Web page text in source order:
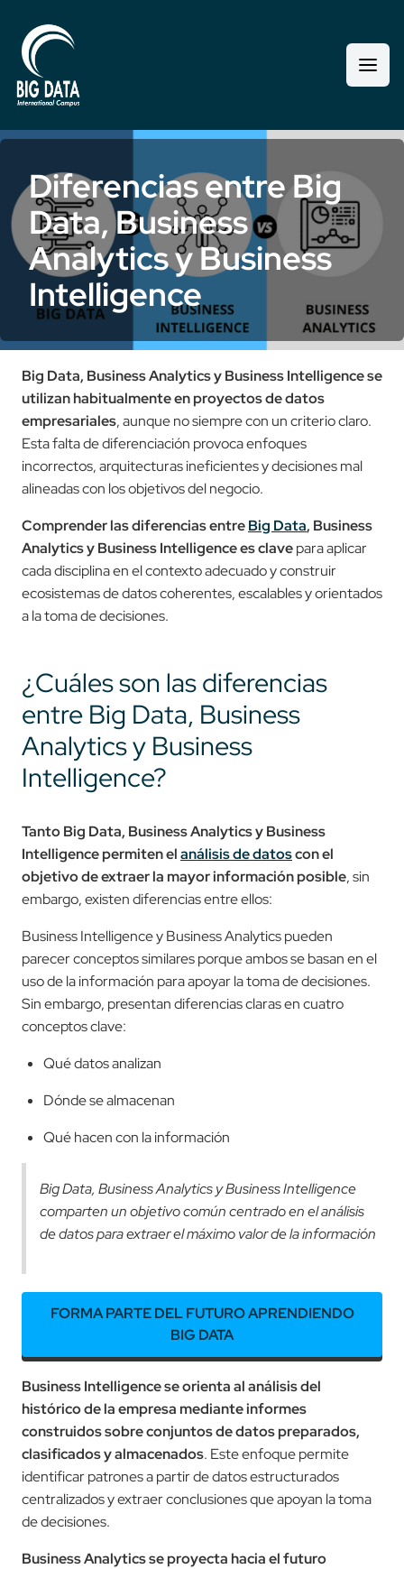
Diferencias entre Big
Data, Business
Analytics y Business
Intelligence
Big Data, Business Analytics y Business Intelligence se
utilizan habitualmente en proyectos de datos
empresariales, aunque no siempre con un criterio claro.
Esta falta de diferenciación provoca enfoques
incorrectos, arquitecturas ineficientes y decisiones mal
alineadas con los objetivos del negocio.
Comprender las diferencias entreBig Data, Business
Analytics y Business Intelligence es clavepara aplicar
cada disciplina en el contexto adecuado y construir
ecosistemas de datos coherentes, escalables y orientados
a la toma de decisiones.
¿Cuáles son las diferencias
entre Big Data, Business
Analytics y Business
Intelligence?
Tanto Big Data, Business Analytics y Business
Intelligence permiten elanálisis de datoscon el
objetivo de extraer la mayor información posible, sin
embargo, existen diferencias entre ellos:
Business Intelligence y Business Analytics pueden
parecer conceptos similares porque ambos se basan en el
uso de la información para apoyar la toma de decisiones.
Sin embargo, presentan diferencias claras en cuatro
conceptos clave:
Qué datos analizan
Dónde se almacenan
Qué hacen con la información
Big Data, Business Analytics y Business Intelligence
comparten un objetivo común centrado en el análisis
de datos para extraer el máximo valor de la información
FORMA PARTE DEL FUTURO APRENDIENDO
BIG DATA
Business Intelligence se orienta al análisis del
histórico de la empresa mediante informes
construidos sobre conjuntos de datos preparados,
clasificados y almacenados. Este enfoque permite
identificar patrones a partir de datos estructurados
centralizados y extraer conclusiones que apoyan la toma
de decisiones.
Business Analytics se proyecta hacia el futuro